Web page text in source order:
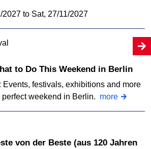
to Sat, 27/11/2027
to Do This Weekend in Berlin
Events, festivals, exhibitions and more
weekend in Berlin. more